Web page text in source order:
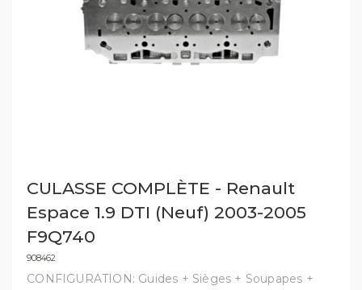
CULASSE COMPLÈTE - Renault
Espace 1.9 DTI (Neuf) 2003-2005
F9Q740
908462
CONFIGURATION: Guides + Sièges + Soupapes +